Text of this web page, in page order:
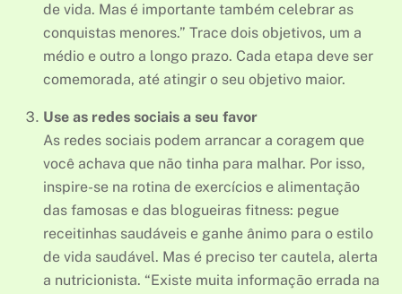
de vida. Mas é importante também celebrar as
conquistas menores.” Trace dois objetivos, um a
médio e outro a longo prazo. Cada etapa deve ser
comemorada, até atingir o seu objetivo maior.
Use as redes sociais a seu favor
As redes sociais podem arrancar a coragem que
você achava que não tinha para malhar. Por isso,
inspire-se na rotina de exercícios e alimentação
das famosas e das blogueiras fitness: pegue
receitinhas saudáveis e ganhe ânimo para o estilo
de vida saudável. Mas é preciso ter cautela, alerta
a nutricionista. “Existe muita informação errada na